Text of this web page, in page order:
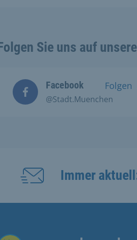
Sie uns auf
Facebook
@Stadt.Muenchen
Folgen
Immer